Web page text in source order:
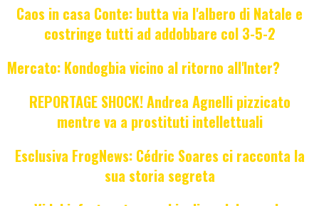
Caos in casa Conte: butta via l'albero di Natale e
costringe tutti ad addobbare col 3-5-2
Mercato: Kondogbia vicino al ritorno all'Inter?
REPORTAGE SHOCK! Andrea Agnelli pizzicato
mentre va a prostituti intellettuali
Esclusiva FrogNews: Cédric Soares ci racconta la
sua storia segreta